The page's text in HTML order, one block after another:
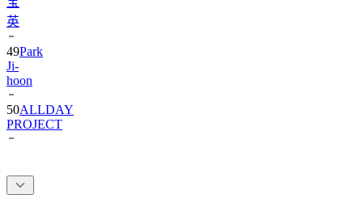
49
Ji-
hoon
50ALLDAY
PROJECT